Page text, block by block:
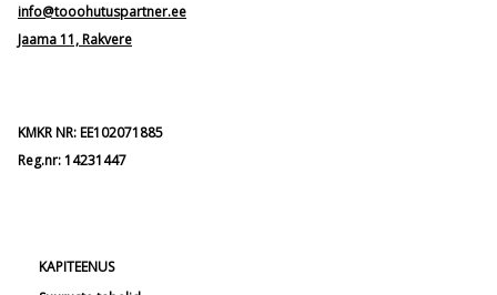
info@tooohutuspartner.ee
Jaama 11, Rakvere
KMKR NR: EE102071885
Reg.nr: 14231447
KAPITEENUS